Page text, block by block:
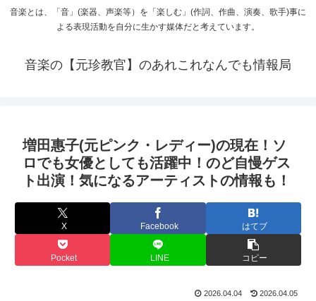
音楽とは、「音」(楽器、声楽等）を「楽しむ」(作詞、作曲、演奏、歌手)事に
よる表現活動を自分に生かす媒体だと考えています。
音楽の【元珍教官】のあれこれなんでも情報局
増田惠子(元ピンク・レディー)の現在！ソ
ロでも女優としても活躍中！のど自慢ゲス
ト出演！気になるアーティストの情報も！
X Facebook はてブ
Pocket LINE コピー
2026.04.04 2026.04.05